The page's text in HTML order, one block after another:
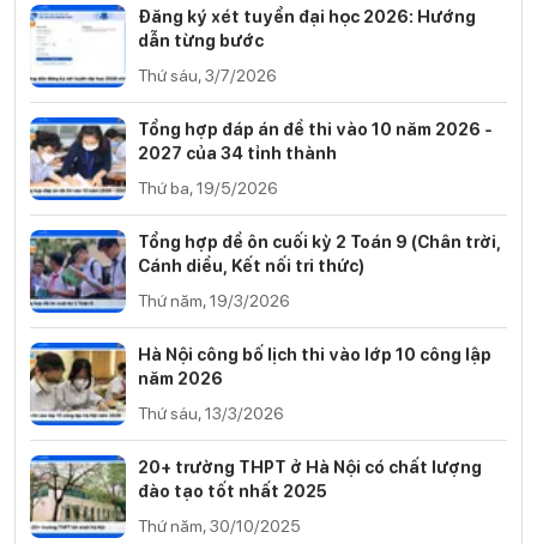
Đăng ký xét tuyển đại học 2026: Hướng
dẫn từng bước
Thứ sáu, 3/7/2026
Tổng hợp đáp án đề thi vào 10 năm 2026 -
2027 của 34 tỉnh thành
Thứ ba, 19/5/2026
Tổng hợp đề ôn cuối kỳ 2 Toán 9 (Chân trời,
Cánh diều, Kết nối tri thức)
Thứ năm, 19/3/2026
Hà Nội công bố lịch thi vào lớp 10 công lập
năm 2026
Thứ sáu, 13/3/2026
20+ trường THPT ở Hà Nội có chất lượng
đào tạo tốt nhất 2025
Thứ năm, 30/10/2025